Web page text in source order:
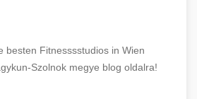
besten Fitnesssstudios in Wien
Szolnok megye blog oldalra!